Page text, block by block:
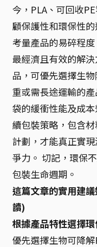
今，PLA、可回收
顧保護性和環保性
考量產品的易碎程
最經濟且有效的解
品，可優先選擇生
重或需長途運輸的
袋的緩衝性能及成
續包裝策略，包含
計劃，才能真正實
爭力。 切記，環保
包裝生命週期。
這篇文章的實用建
讀)
根據產品特性選擇環
優先選擇生物可降